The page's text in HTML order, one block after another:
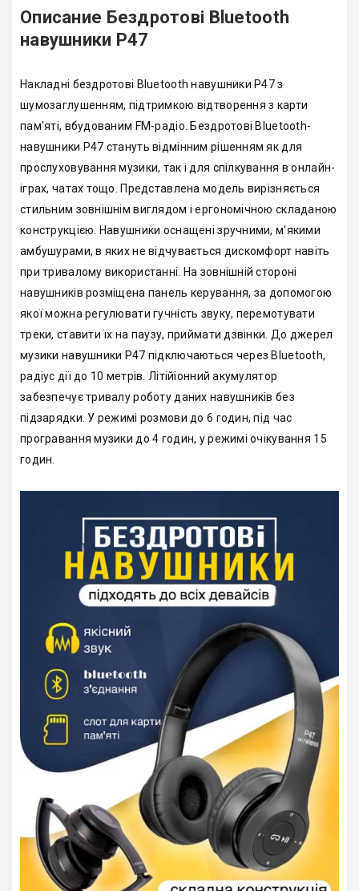
Описание Бездротові Bluetooth
навушники P47
Накладні бездротові Bluetooth навушники P47 з
шумозаглушенням, підтримкою відтворення з карти
пам'яті, вбудованим FM-радіо. Бездротові Bluetooth-
навушники P47 стануть відмінним рішенням як для
прослуховування музики, так і для спілкування в онлайн-
іграх, чатах тощо. Представлена модель вирізняється
стильним зовнішнім виглядом і ергономічною складаною
конструкцією. Навушники оснащені зручними, м'якими
амбушурами, в яких не відчувається дискомфорт навіть
при тривалому використанні. На зовнішній стороні
навушників розміщена панель керування, за допомогою
якої можна регулювати гучність звуку, перемотувати
треки, ставити їх на паузу, приймати дзвінки. До джерел
музики навушники P47 підключаються через Bluetooth,
радіус дії до 10 метрів. Літійіонний акумулятор
забезпечує тривалу роботу даних навушників без
підзарядки. У режимі розмови до 6 годин, під час
програвання музики до 4 годин, у режимі очікування 15
годин.